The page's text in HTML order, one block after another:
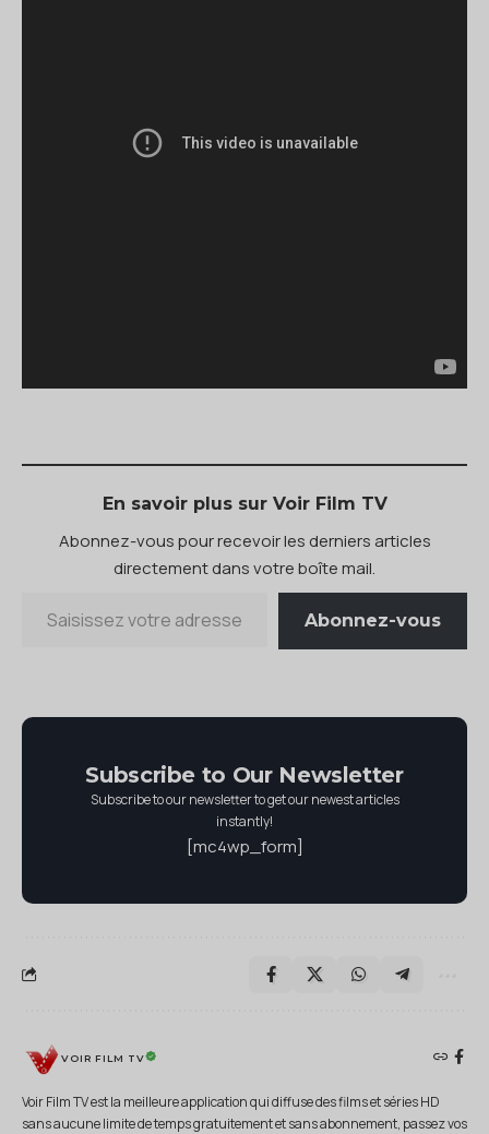
En savoir plus sur Voir Film TV
Abonnez-vous pour recevoir les derniers articles
directement dans votre boîte mail.
Abonnez-vous
Subscribe to Our Newsletter
Subscribe to our newsletter to get our newest articles
instantly!
[mc4wp_form]
VOIR FILM TV
Voir Film TV est la meilleure application qui diffuse des films et séries HD
sans aucune limite de temps gratuitement et sans abonnement, passez vos